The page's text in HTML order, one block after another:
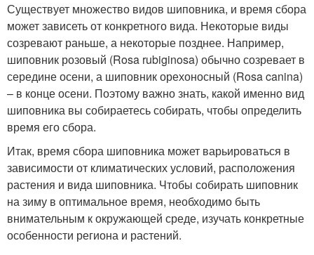
Существует множество видов шиповника, и время сбора
может зависеть от конкретного вида. Некоторые виды
созревают раньше, а некоторые позднее. Например,
шиповник розовый (Rosa rubiginosa) обычно созревает в
середине осени, а шиповник орехоносный (Rosa canina)
– в конце осени. Поэтому важно знать, какой именно вид
шиповника вы собираетесь собирать, чтобы определить
время его сбора.
Итак, время сбора шиповника может варьироваться в
зависимости от климатических условий, расположения
растения и вида шиповника. Чтобы собирать шиповник
на зиму в оптимальное время, необходимо быть
внимательным к окружающей среде, изучать конкретные
особенности региона и растений.